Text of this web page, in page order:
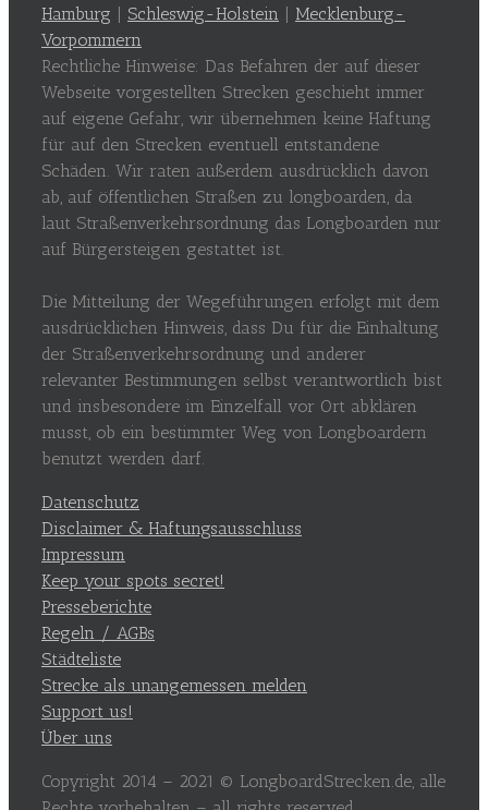
Hamburg | Schleswig-Holstein | Mecklenburg-
Vorpommern
Rechtliche Hinweise: Das Befahren der auf dieser
Webseite vorgestellten Strecken geschieht immer
auf eigene Gefahr, wir übernehmen keine Haftung
für auf den Strecken eventuell entstandene
Schäden. Wir raten außerdem ausdrücklich davon
ab, auf öffentlichen Straßen zu longboarden, da
laut Straßenverkehrsordnung das Longboarden nur
auf Bürgersteigen gestattet ist.
Die Mitteilung der Wegeführungen erfolgt mit dem
ausdrücklichen Hinweis, dass Du für die Einhaltung
der Straßenverkehrsordnung und anderer
relevanter Bestimmungen selbst verantwortlich bist
und insbesondere im Einzelfall vor Ort abklären
musst, ob ein bestimmter Weg von Longboardern
benutzt werden darf.
Datenschutz
Disclaimer & Haftungsausschluss
Impressum
Keep your spots secret!
Presseberichte
Regeln / AGBs
Städteliste
Strecke als unangemessen melden
Support us!
Über uns
Copyright 2014 – 2021 © LongboardStrecken.de, alle